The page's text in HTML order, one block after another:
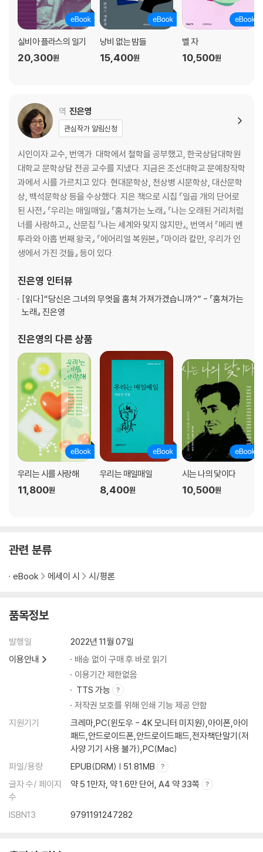
11월의 편지
기억상실증 환자
아빠
너는
벌 상자의 도착
벌침
겨울나기
2부 『「에어리얼」과 그 외 시들』 원고 복사본
3부 「에어리얼」 초고 복사본
부록1
· 「벌떼」
· 「벌떼」 초고 복사본
부록2
· BBC 방송 대본 「실비아 플라스의 신작 시들」
주 데이비드 시맨키
옮긴이의 말
실비아 플라스의 일기
20,300원
낭비 없는 밤들
15,400원
벨 자
10,500원
역 진은영
관심작가 알림신청
시인이자 교수, 번역가. 대학에서 철학을 공부했고, 한국상담대학원
대학교 문학상담 전공 교수를 지냈다. 지금은 조선대학교 문예창작학
과에서 시를 가르치고 있다. 현대문학상, 천상병 시문학상, 대산문학
상, 백석문학상 등을 수상했다. 지은 책으로 시집 『일곱 개의 단어로
된 사전』 『우리는 매일매일』 『훔쳐가는 노래』 『나는 오래된 거리처럼
너를 사랑하고』, 산문집 『나는 세계와 맞지 않지만』, 번역서 『메리 벤
투라와 아홉 번째 왕국』 『에어리얼 복원본』 『마이라 칼만, 우리가 인
생에서 가진 것들』 등이 있다.
진은영 인터뷰
[읽다]“당신은 그녀의 무엇을 훔쳐 가져가겠습니까?” - 『훔쳐가는
노래』 진은영
진은영의 다른 상품
우리는 시를 사랑해
11,800원
우리는 매일매일
8,400원
시는 나의 닻이다
10,500원
관련 분류
eBook 에세이 시 시/평론
품목정보
발행일
2022년 11월 07일
이용안내
배송 없이 구매 후 바로 읽기
이용기간 제한없음
TTS 가능
저작권 보호를 위해 인쇄 기능 제공 안함
지원기기
크레마,PC(윈도우 - 4K 모니터 미지원),아이폰,아이
패드,안드로이드폰,안드로이드패드,전자책단말기(저
사양 기기 사용 불가),PC(Mac)
파일/용량
EPUB(DRM) | 51.81MB
글자 수/ 페이지
수
약 5.1만자, 약 1.6만 단어, A4 약 33쪽
ISBN13 9791191247282